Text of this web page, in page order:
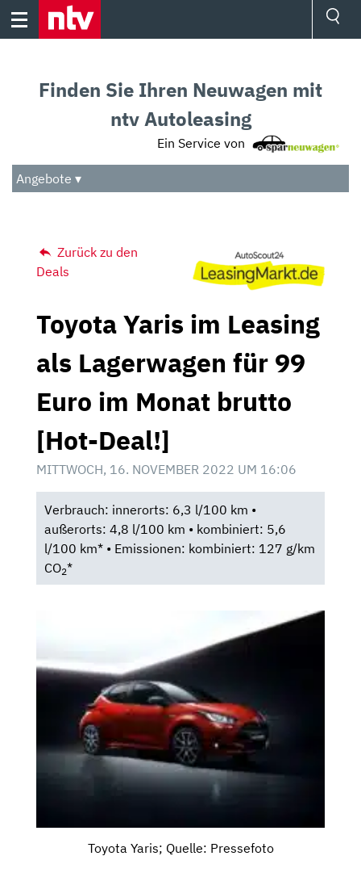
Skip
Audio
Das Beste
Finden Sie Ihren Neuwagen mit
ntv Autoleasing
Ein Service von
Angebote ▾
Zurück zu den
Deals
Toyota Yaris im Leasing
als Lagerwagen für 99
Euro im Monat brutto
[Hot-Deal!]
MITTWOCH, 16. NOVEMBER 2022 UM 16:06
Verbrauch: innerorts: 6,3 l/100 km •
außerorts: 4,8 l/100 km • kombiniert: 5,6
l/100 km* • Emissionen: kombiniert: 127 g/km
CO2*
Toyota Yaris; Quelle: Pressefoto